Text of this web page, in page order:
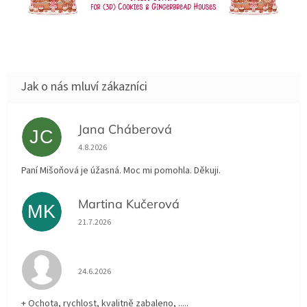
JC Jana Cháberová
Hodnocení obchodu je 5 z 5 hvězdiček.
4.8.2026
Paní Mišoňová je úžasná. Moc mi pomohla. Děkuji.
MK Martina Kučerová
Hodnocení obchodu je 5 z 5 hvězdiček.
21.7.2026
Hodnocení obchodu je 5 z 5 hvězdiček.
24.6.2026
+ Ochota, rychlost, kvalitně zabaleno, .....